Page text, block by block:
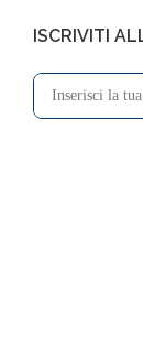
ISCRIVITI